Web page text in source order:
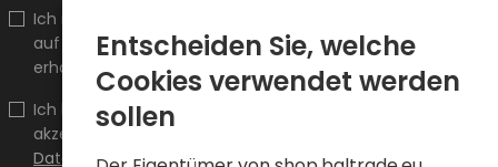
Ich möchte Informationen über Neuheiten und Aktionen
auf shop.baltrade.eu an die angegebene E-Mail-Adresse
erhalten.
Ich bestätige, dass ich den Inhalt gelesen habe und ihn
akzeptiereAllgemeine Geschäftsbedingungen
Datenschutzrichtlinieund ich akzeptiere die Allgemeinen
Entscheiden Sie, welche
Cookies verwendet werden
sollen